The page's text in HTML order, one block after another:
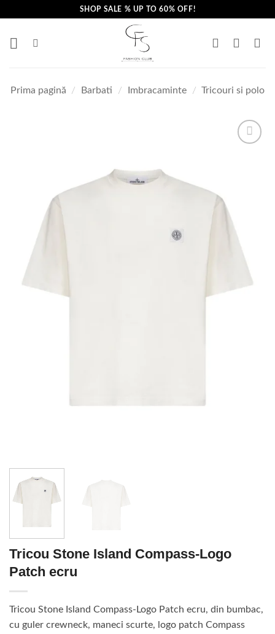
content
SHOP SALE % UP TO 60% OFF!
Prima pagină / Barbati / Imbracaminte / Tricouri si polo
Tricou Stone Island Compass-Logo
Patch ecru
Tricou Stone Island Compass-Logo Patch ecru, din bumbac,
cu guler crewneck, maneci scurte, logo patch Compass